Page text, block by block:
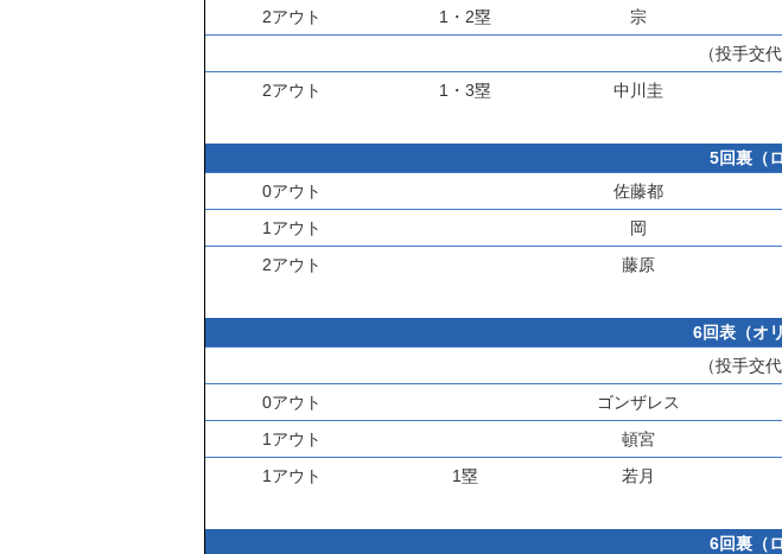
2アウト
1・2塁 宗
（投手交
2アウト
1・3塁 中川圭
5回裏（
0アウト
佐藤都
1アウト
岡
2アウト
藤原
6回表（オ
（投手交
0アウト
ゴンザレス
1アウト
頓宮
1アウト
1塁 若月
6回裏（